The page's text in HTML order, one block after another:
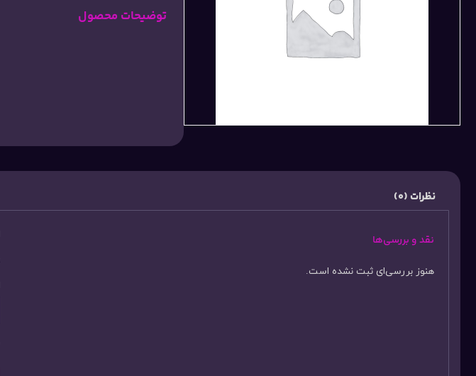
توضیحات محصول
نظرات (0)
نقد و بررسی‌ها
هنوز بررسی‌ای ثبت نشده است.